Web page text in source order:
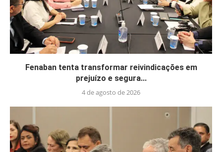
Fenaban tenta transformar reivindicações em
prejuízo e segura...
4 de agosto de 2026